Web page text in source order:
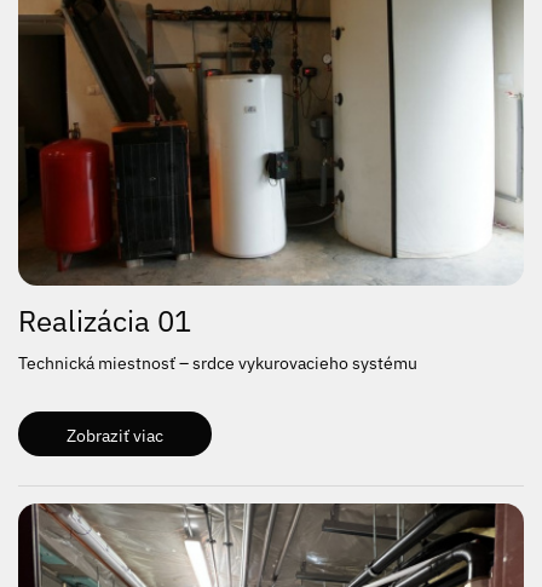
Realizácia 01
Technická miestnosť – srdce vykurovacieho systému
Zobraziť viac